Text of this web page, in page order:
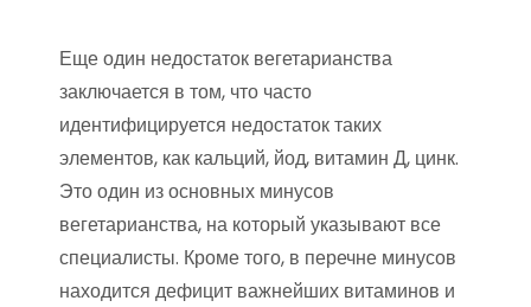
Еще один недостаток вегетарианства
заключается в том, что часто
идентифицируется недостаток таких
элементов, как кальций, йод, витамин Д, цинк.
Это один из основных минусов
вегетарианства, на который указывают все
специалисты. Кроме того, в перечне минусов
находится дефицит важнейших витаминов и